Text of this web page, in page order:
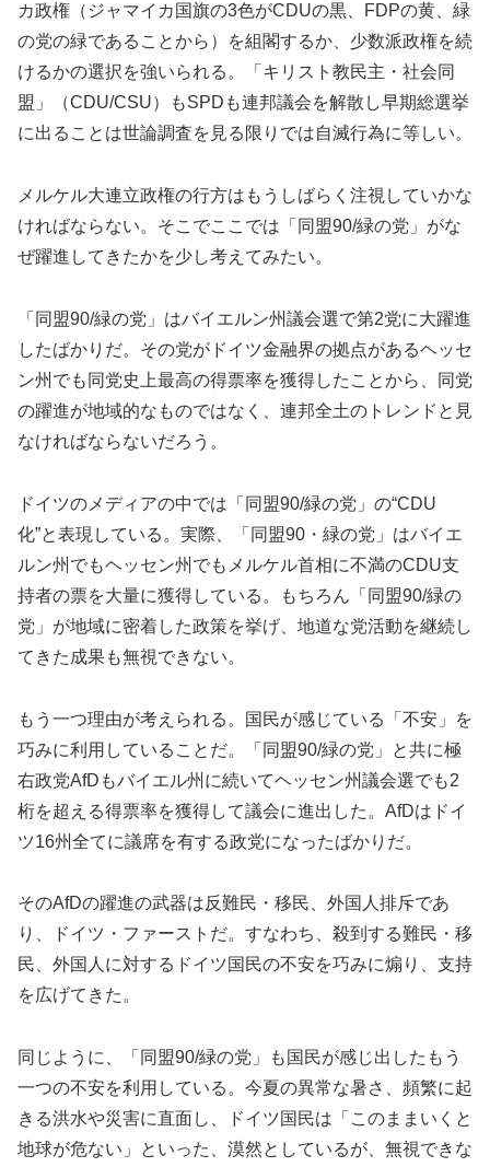
カ政権（ジャマイカ国旗の3色がCDUの黒、FDPの黄、緑
の党の緑であることから）を組閣するか、少数派政権を続
けるかの選択を強いられる。「キリスト教民主・社会同
盟」（CDU/CSU）もSPDも連邦議会を解散し早期総選挙
に出ることは世論調査を見る限りでは自滅行為に等しい。
メルケル大連立政権の行方はもうしばらく注視していかな
ければならない。そこでここでは「同盟90/緑の党」がな
ぜ躍進してきたかを少し考えてみたい。
「同盟90/緑の党」はバイエルン州議会選で第2党に大躍進
したばかりだ。その党がドイツ金融界の拠点があるヘッセ
ン州でも同党史上最高の得票率を獲得したことから、同党
の躍進が地域的なものではなく、連邦全土のトレンドと見
なければならないだろう。
ドイツのメディアの中では「同盟90/緑の党」の“CDU
化”と表現している。実際、「同盟90・緑の党」はバイエ
ルン州でもヘッセン州でもメルケル首相に不満のCDU支
持者の票を大量に獲得している。もちろん「同盟90/緑の
党」が地域に密着した政策を挙げ、地道な党活動を継続し
てきた成果も無視できない。
もう一つ理由が考えられる。国民が感じている「不安」を
巧みに利用していることだ。「同盟90/緑の党」と共に極
右政党AfDもバイエル州に続いてヘッセン州議会選でも2
桁を超える得票率を獲得して議会に進出した。AfDはドイ
ツ16州全てに議席を有する政党になったばかりだ。
そのAfDの躍進の武器は反難民・移民、外国人排斥であ
り、ドイツ・ファーストだ。すなわち、殺到する難民・移
民、外国人に対するドイツ国民の不安を巧みに煽り、支持
を広げてきた。
同じように、「同盟90/緑の党」も国民が感じ出したもう
一つの不安を利用している。今夏の異常な暑さ、頻繁に起
きる洪水や災害に直面し、ドイツ国民は「このままいくと
地球が危ない」といった、漠然としているが、無視できな